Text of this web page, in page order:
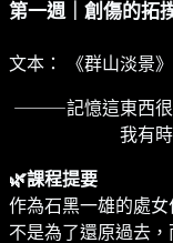
第一週｜創傷的拓
文本： 《群山淡景
⸻記憶這東西很
⠀⠀⠀⠀ ⠀⠀⠀⠀我有時
🌿課程提要
作為石黑一雄的處
不是為了還原過去